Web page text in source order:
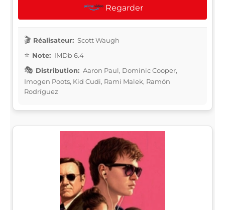
Regarder
Réalisateur: Scott Waugh
Note: IMDb 6.4
Distribution: Aaron Paul, Dominic Cooper,
Imogen Poots, Kid Cudi, Rami Malek, Ramón
Rodríguez